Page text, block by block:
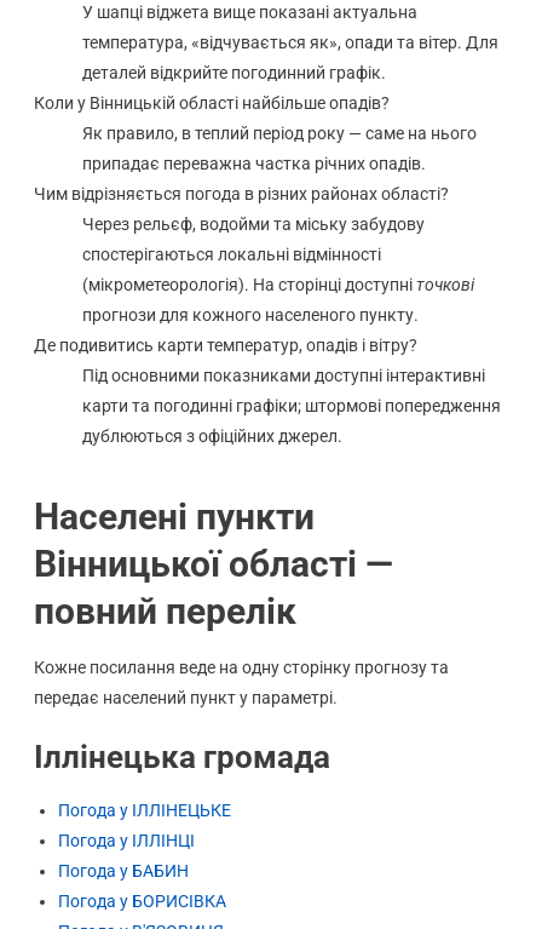
У шапці віджета вище показані актуальна
температура, «відчувається як», опади та вітер. Для
деталей відкрийте погодинний графік.
Коли у Вінницькій області найбільше опадів?
Як правило, в теплий період року — саме на нього
припадає переважна частка річних опадів.
Чим відрізняється погода в різних районах області?
Через рельєф, водойми та міську забудову
спостерігаються локальні відмінності
(мікрометеорологія). На сторінці доступніточкові
прогнози для кожного населеного пункту.
Де подивитись карти температур, опадів і вітру?
Під основними показниками доступні інтерактивні
карти та погодинні графіки; штормові попередження
дублюються з офіційних джерел.
Населені пункти
Вінницької області —
повний перелік
Кожне посилання веде на одну сторінку прогнозу та
передає населений пункт у параметрі.
Іллінецька громада
Погода у ІЛЛІНЕЦЬКЕ
Погода у ІЛЛІНЦІ
Погода у БАБИН
Погода у БОРИСІВКА